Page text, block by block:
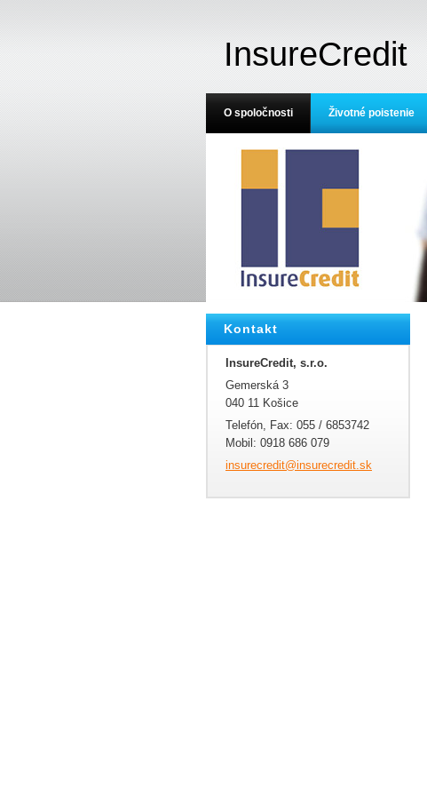
InsureCredit
Kontakt
InsureCredit, s.r.o.
Gemerská 3
040 11 Košice
Telefón, Fax: 055 / 6853742
Mobil: 0918 686 079
insurecredit@insurecredit.sk
O spoločnosti Životné poistenie